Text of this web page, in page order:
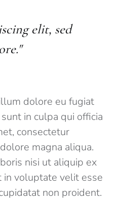
elit, sed
dolore eu fugiat
in culpa qui officia
consectetur
magna aliqua.
nisi ut aliquip ex
in voluptate velit esse
non proident.